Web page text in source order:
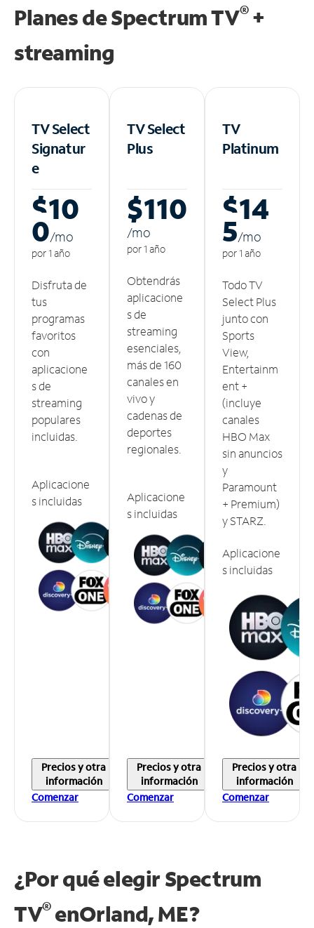
Planes de Spectrum TV®+
streaming
TV Select
Signatur
e
$10
0/mo
por 1 año
Disfruta de
tus
programas
favoritos
con
aplicacione
s de
streaming
populares
incluidas.
Aplicacione
s incluidas
Precios y otra
información
Comenzar
TV Select
Plus
$110
/mo
por 1 año
Obtendrás
aplicacione
s de
streaming
esenciales,
más de 160
canales en
vivo y
cadenas de
deportes
regionales.
Aplicacione
s incluidas
Precios y otra
información
Comenzar
TV
Platinum
$14
5/mo
por 1 año
Todo TV
Select Plus
junto con
Sports
View,
Entertainm
ent +
(incluye
canales
HBO Max
sin anuncios
y
Paramount
+ Premium)
y STARZ.
Aplicacione
s incluidas
Precios y otra
información
Comenzar
¿Por qué elegir Spectrum
TV®enOrland, ME?